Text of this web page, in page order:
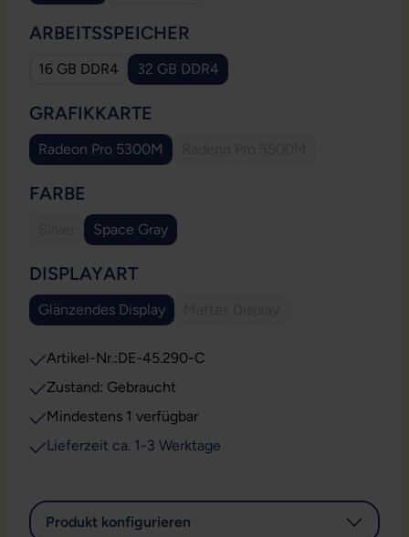
ARBEITSSPEICHER
16 GB DDR4 32 GB DDR4
GRAFIKKARTE
Radeon Pro 5300M
FARBE
(Diese Option ist zurzeit nicht verfügbar.)
Space Gray
DISPLAYARTAUSWÄHLEN
Glänzendes Display
Artikel-Nr.:DE-45.290-C
Zustand: Gebraucht
Mindestens 1 verfügbar
Lieferzeit ca. 1-3 Werktage
Produkt konfigurieren